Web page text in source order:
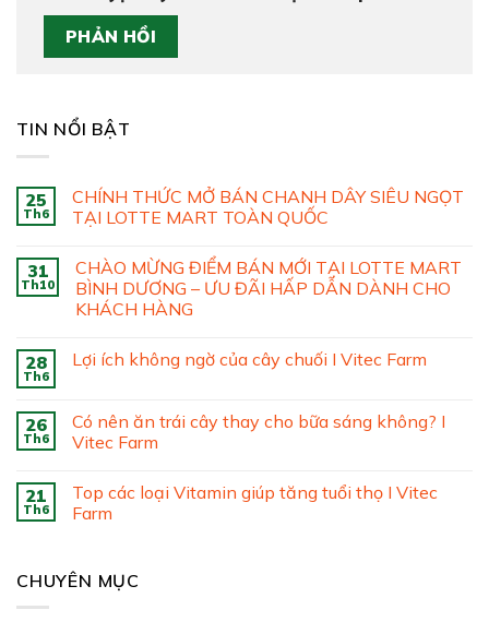
TIN NỔI BẬT
25
Th6
CHÍNH THỨC MỞ BÁN CHANH DÂY SIÊU NGỌT
TẠI LOTTE MART TOÀN QUỐC
31
Th10
CHÀO MỪNG ĐIỂM BÁN MỚI TẠI LOTTE MART
BÌNH DƯƠNG – ƯU ĐÃI HẤP DẪN DÀNH CHO
KHÁCH HÀNG
28
Th6
Lợi ích không ngờ của cây chuối I Vitec Farm
26
Th6
Có nên ăn trái cây thay cho bữa sáng không? I
Vitec Farm
21
Th6
Top các loại Vitamin giúp tăng tuổi thọ I Vitec
Farm
CHUYÊN MỤC